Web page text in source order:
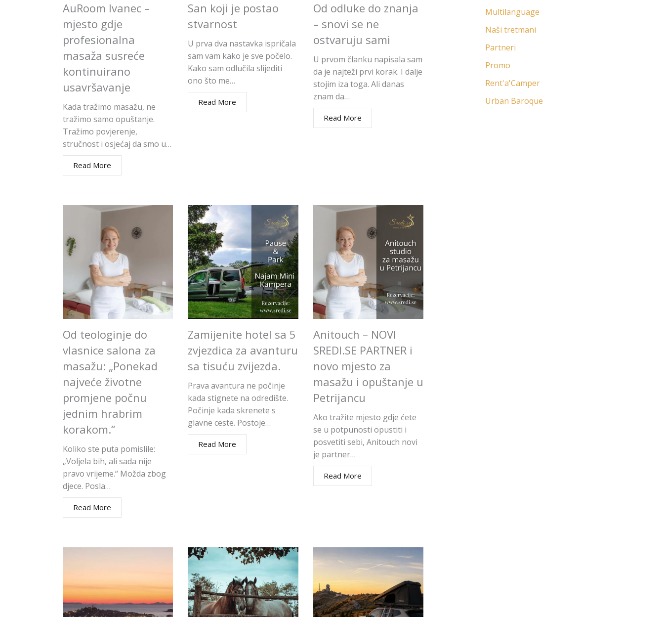
AuRoom Ivanec –
mjesto gdje
profesionalna
masaža susreće
kontinuirano
usavršavanje
Kada tražimo masažu, ne
tražimo samo opuštanje.
Tražimo povjerenje,
stručnost i osjećaj da smo u…
Read More
San koji je postao
stvarnost
U prva dva nastavka ispričala
sam vam kako je sve počelo.
Kako sam odlučila slijediti
ono što me…
Read More
Od odluke do znanja
– snovi se ne
ostvaruju sami
U prvom članku napisala sam
da je najteži prvi korak. I dalje
stojim iza toga. Ali danas
znam da…
Read More
Od teologinje do
vlasnice salona za
masažu: „Ponekad
najveće životne
promjene počnu
jednim hrabrim
korakom.“
Koliko ste puta pomislile:
„Voljela bih, ali sada nije
pravo vrijeme.“ Možda zbog
djece. Posla…
Read More
Zamijenite hotel sa 5
zvjezdica za avanturu
sa tisuću zvijezda.
Prava avantura ne počinje
kada stignete na odredište.
Počinje kada skrenete s
glavne ceste. Postoje…
Read More
Anitouch – NOVI
SREDI.SE PARTNER i
novo mjesto za
masažu i opuštanje u
Petrijancu
Ako tražite mjesto gdje ćete
se u potpunosti opustiti i
posvetiti sebi, Anitouch novi
je partner…
Read More
Multilanguage
Naši tretmani
Partneri
Promo
Rent'a'Camper
Urban Baroque